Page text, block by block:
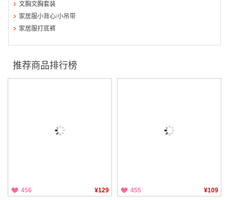
文胸文胸套装
家居服小背心/小吊带
家居服打底裤
推荐商品排行榜
456 ¥129 455 ¥109